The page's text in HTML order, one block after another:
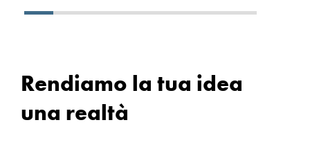
Rendiamo la tua idea
una realtà